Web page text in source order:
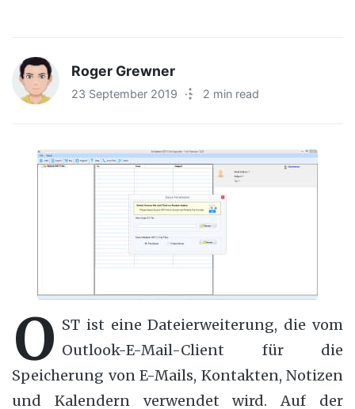
Roger Grewner
23 September 2019 · 2 min read
O ST ist eine Dateierweiterung, die vom
Outlook-E-Mail-Client für die
Speicherung von E-Mails, Kontakten, Notizen
und Kalendern verwendet wird. Auf der